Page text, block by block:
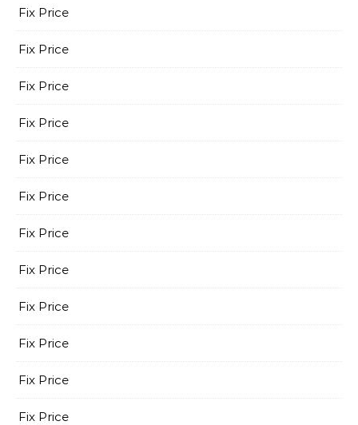
Fix Price
Fix Price
Fix Price
Fix Price
Fix Price
Fix Price
Fix Price
Fix Price
Fix Price
Fix Price
Fix Price
Fix Price